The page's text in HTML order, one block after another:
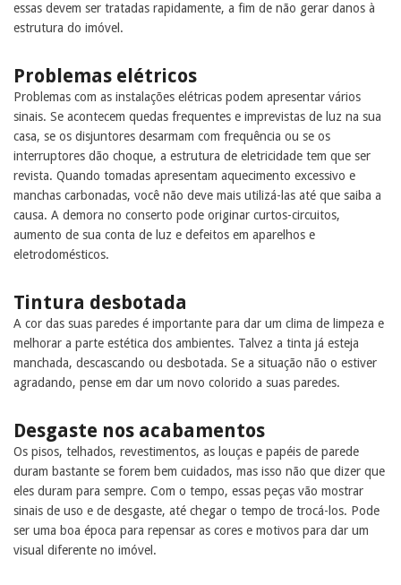
essas devem ser tratadas rapidamente, a fim de não gerar danos à
estrutura do imóvel.
Problemas elétricos
Problemas com as instalações elétricas podem apresentar vários
sinais. Se acontecem quedas frequentes e imprevistas de luz na sua
casa, se os disjuntores desarmam com frequência ou se os
interruptores dão choque, a estrutura de eletricidade tem que ser
revista. Quando tomadas apresentam aquecimento excessivo e
manchas carbonadas, você não deve mais utilizá-las até que saiba a
causa. A demora no conserto pode originar curtos-circuitos,
aumento de sua conta de luz e defeitos em aparelhos e
eletrodomésticos.
Tintura desbotada
A cor das suas paredes é importante para dar um clima de limpeza e
melhorar a parte estética dos ambientes. Talvez a tinta já esteja
manchada, descascando ou desbotada. Se a situação não o estiver
agradando, pense em dar um novo colorido a suas paredes.
Desgaste nos acabamentos
Os pisos, telhados, revestimentos, as louças e papéis de parede
duram bastante se forem bem cuidados, mas isso não que dizer que
eles duram para sempre. Com o tempo, essas peças vão mostrar
sinais de uso e de desgaste, até chegar o tempo de trocá-los. Pode
ser uma boa época para repensar as cores e motivos para dar um
visual diferente no imóvel.